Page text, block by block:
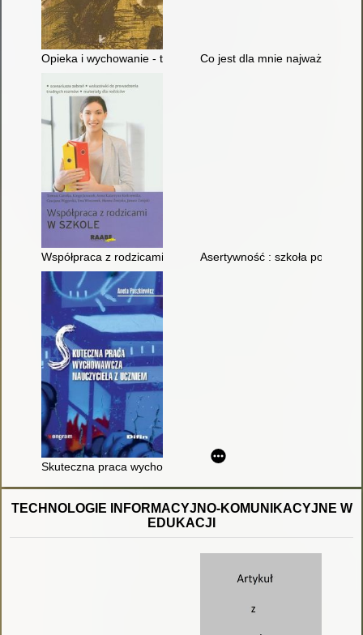
Opieka i wychowanie - tradycja i problemy współczesne
Co jest dla mnie najważniejsze
Współpraca z rodzicami w szkole : scenariusze zebrań,
Asertywność : szkoła
Skuteczna praca wychowawcza nauczyciela z uczniem
TECHNOLOGIE INFORMACYJNO-KOMUNIKACYJNE W
EDUKACJI